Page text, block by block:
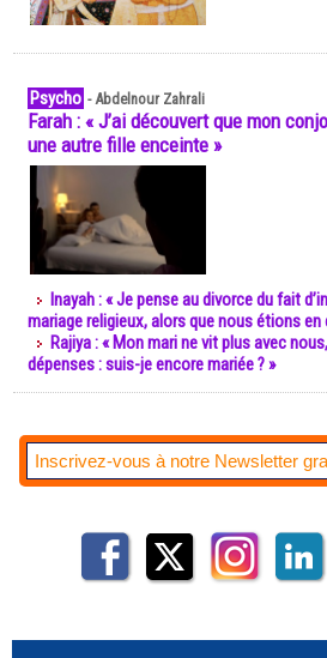
Psycho -Abdelnour Zahrali
Farah : « J’ai découvert que mon
une autre fille enceinte »
Inayah : « Je pense au divorce du fait
mariage religieux, alors que nous étions en
Rajiya : « Mon mari ne vit plus avec
dépenses : suis-je encore mariée ? »